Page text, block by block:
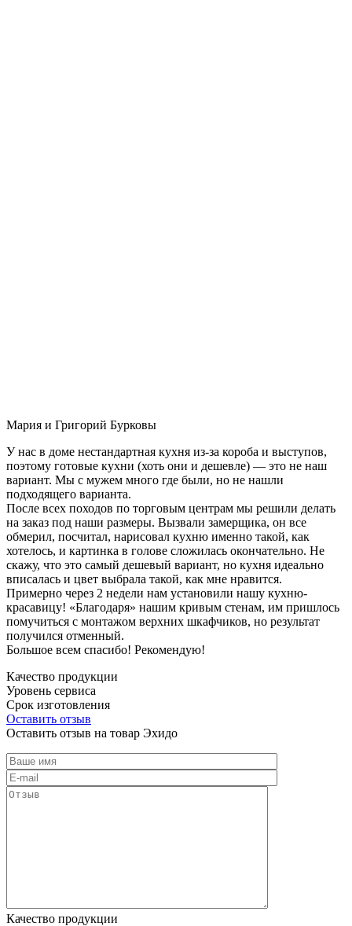
Мария и Григорий Бурковы
У нас в доме нестандартная кухня из-за короба и выступов,
поэтому готовые кухни (хоть они и дешевле) — это не наш
вариант. Мы с мужем много где были, но не нашли
подходящего варианта.
После всех походов по торговым центрам мы решили делать
на заказ под наши размеры. Вызвали замерщика, он все
обмерил, посчитал, нарисовал кухню именно такой, как
хотелось, и картинка в голове сложилась окончательно. Не
скажу, что это самый дешевый вариант, но кухня идеально
вписалась и цвет выбрала такой, как мне нравится.
Примерно через 2 недели нам установили нашу кухню-
красавицу! «Благодаря» нашим кривым стенам, им пришлось
помучиться с монтажом верхних шкафчиков, но результат
получился отменный.
Большое всем спасибо! Рекомендую!
Качество продукции
Уровень сервиса
Срок изготовления
Оставить отзыв
Оставить отзыв на товар Эхидо
Качество продукции